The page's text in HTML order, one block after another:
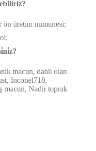
ön üretim numunesi;
macun, dahil olan
Inconel718,
macun, Nadir toprak